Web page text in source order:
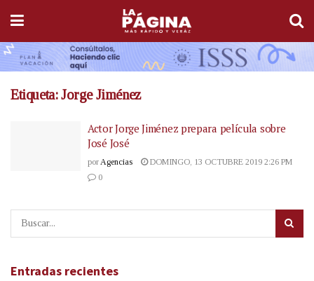
Etiqueta:Jorge Jiménez
Actor Jorge Jiménez prepara película sobre
José José
por Agencias
DOMINGO, 13 OCTUBRE 2019 2:26 PM
0
Entradas recientes